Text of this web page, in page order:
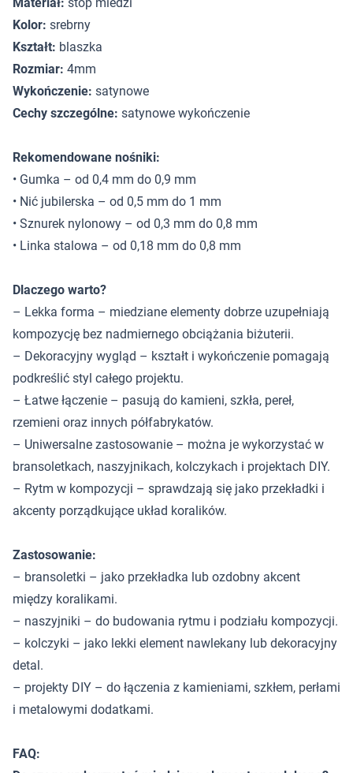
Kolor: srebrny
Kształt: blaszka
Rozmiar: 4mm
Wykończenie: satynowe
Cechy szczególne: satynowe wykończenie
Rekomendowane nośniki:
• Gumka – od 0,4 mm do 0,9 mm
• Nić jubilerska – od 0,5 mm do 1 mm
• Sznurek nylonowy – od 0,3 mm do 0,8 mm
• Linka stalowa – od 0,18 mm do 0,8 mm
Dlaczego warto?
– Lekka forma – miedziane elementy dobrze uzupełniają
kompozycję bez nadmiernego obciążania biżuterii.
– Dekoracyjny wygląd – kształt i wykończenie pomagają
podkreślić styl całego projektu.
– Łatwe łączenie – pasują do kamieni, szkła, pereł,
rzemieni oraz innych półfabrykatów.
– Uniwersalne zastosowanie – można je wykorzystać w
bransoletkach, naszyjnikach, kolczykach i projektach DIY.
– Rytm w kompozycji – sprawdzają się jako przekładki i
akcenty porządkujące układ koralików.
Zastosowanie:
– bransoletki – jako przekładka lub ozdobny akcent
między koralikami.
– naszyjniki – do budowania rytmu i podziału kompozycji.
– kolczyki – jako lekki element nawlekany lub dekoracyjny
detal.
– projekty DIY – do łączenia z kamieniami, szkłem, perłami
i metalowymi dodatkami.
FAQ: